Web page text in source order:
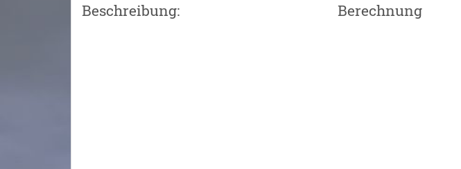
Beschreibung: Berechnung